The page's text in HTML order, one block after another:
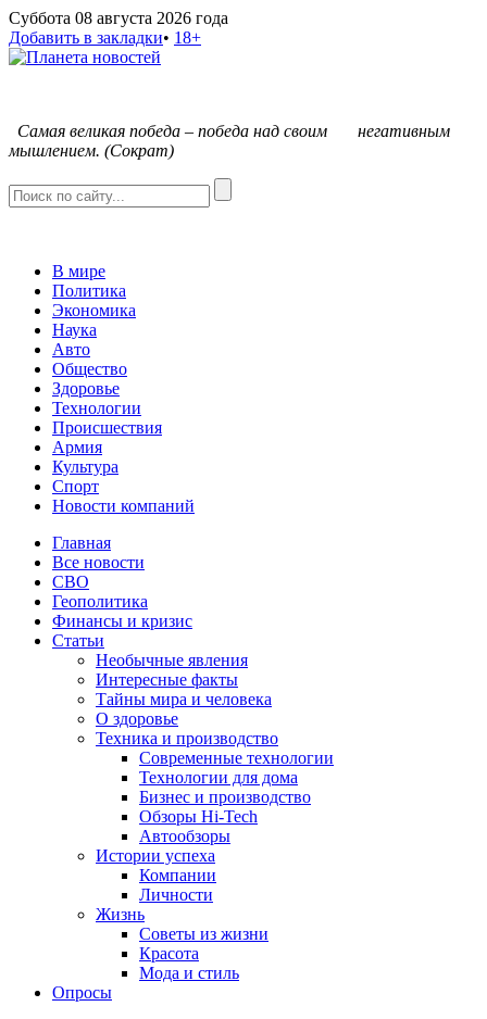
Суббота 08 августа 2026 года
Добавить в закладки• 18+
Самая великая победа – победа над своим негативным
мышлением. (Сократ)
В мире
Политика
Экономика
Наука
Авто
Общество
Здоровье
Технологии
Происшествия
Армия
Культура
Спорт
Новости компаний
Главная
Все новости
СВО
Геополитика
Финансы и кризис
Статьи
Необычные явления
Интересные факты
Тайны мира и человека
О здоровье
Техника и производство
Современные технологии
Технологии для дома
Бизнес и производство
Обзоры Hi-Tech
Автообзоры
Истории успеха
Компании
Личности
Жизнь
Советы из жизни
Красота
Мода и стиль
Опросы